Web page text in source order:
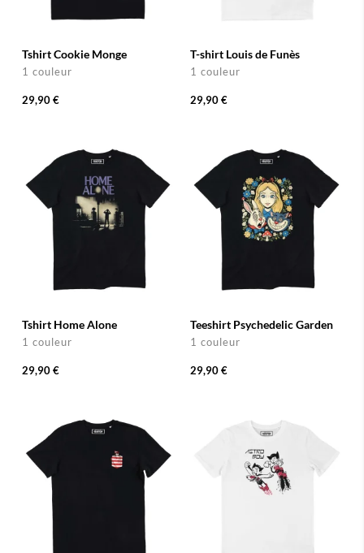
Tshirt Cookie Monge
1 couleur
29,90 €
T-shirt Louis de Funès
1 couleur
29,90 €
Tshirt Home Alone
1 couleur
29,90 €
Teeshirt Psychedelic Garden
1 couleur
29,90 €